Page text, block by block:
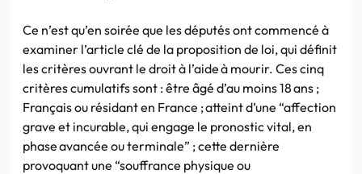
Ce n’est qu’en soirée que les députés ont commencé à
examiner l’article clé de la proposition de loi, qui définit
les critères ouvrant le droit à l’aide à mourir. Ces cinq
critères cumulatifs sont : être âgé d’au moins 18 ans ;
Français ou résidant en France ; atteint d’une “affection
grave et incurable, qui engage le pronostic vital, en
phase avancée ou terminale” ; cette dernière
provoquant une “souffrance physique ou